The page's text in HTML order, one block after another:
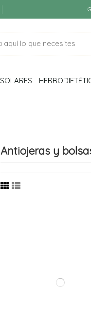
SOLARES
Antiojeras y